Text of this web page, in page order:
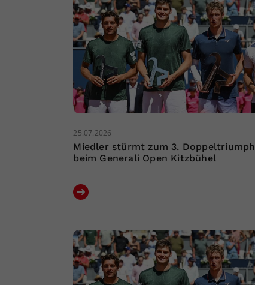
25.07.2026
Miedler stürmt zum 3. Doppeltriumph
beim Generali Open Kitzbühel